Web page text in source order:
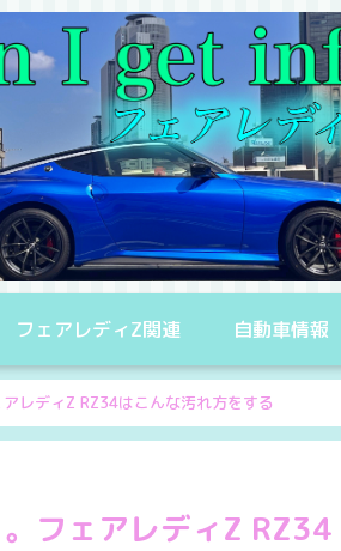
フェアレディZ関連 自動車情報
レディZ RZ34はこんな汚れ方をする
フェアレディZ RZ34